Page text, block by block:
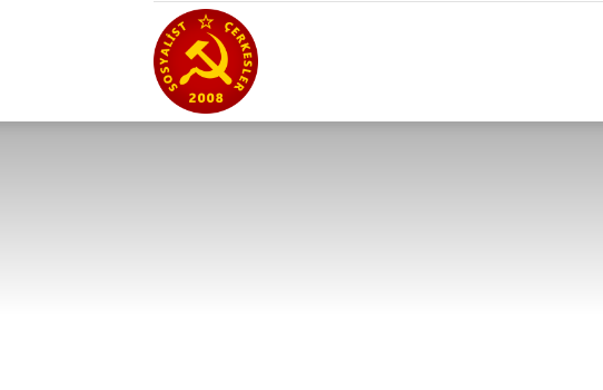
Sosyalist